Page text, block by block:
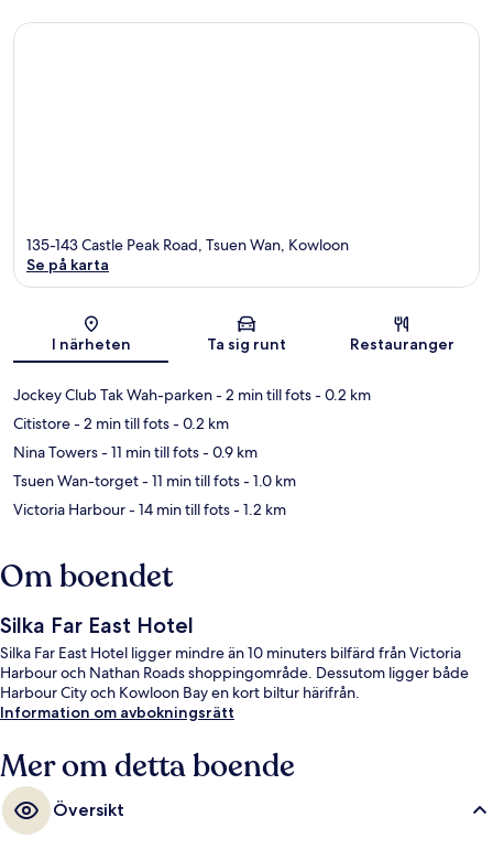
Karta
135-143 Castle Peak Road, Tsuen Wan, Kowloon
Se på karta
I närheten Ta sig runt Restauranger
Jockey Club Tak Wah-parken- 2 min till fots- 0.2 km
Citistore- 2 min till fots- 0.2 km
Nina Towers- 11 min till fots- 0.9 km
Tsuen Wan-torget- 11 min till fots- 1.0 km
Victoria Harbour- 14 min till fots- 1.2 km
Om boendet
Silka Far East Hotel
Silka Far East Hotel ligger mindre än 10 minuters bilfärd från Victoria
Harbour och Nathan Roads shoppingområde. Dessutom ligger både
Harbour City och Kowloon Bay en kort biltur härifrån.
Information om avbokningsrätt
Mer om detta boende
Översikt